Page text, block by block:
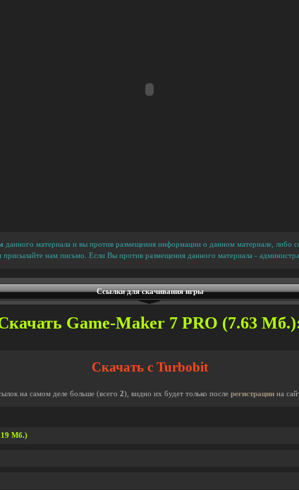
данного материала и вы против размещения информации о данном материале, либо
присылайте нам письмо. Если Вы против размещения данного материала -
Ссылки для скачивания игры
Game-Maker 7 PRO (7.63
Скачать с Turbobit
на самом деле больше (всего 2), видно их будет только после регистрациина
Мб.)